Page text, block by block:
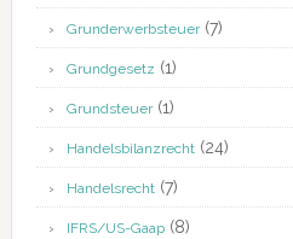
Grunderwerbsteuer(7)
Grundgesetz (1)
Grundsteuer(1)
Handelsbilanzrecht(24)
Handelsrecht(7)
IFRS/US-Gaap(8)